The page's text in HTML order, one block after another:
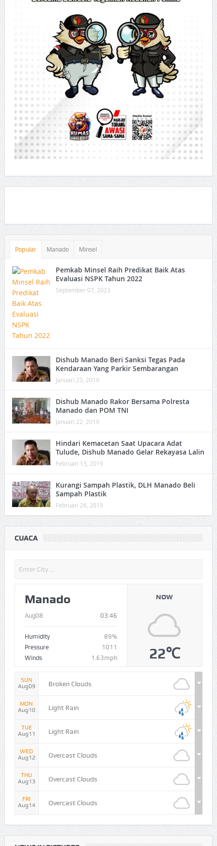
Popular Manado Minsel
Pemkab Minsel Raih Predikat Baik Atas
Evaluasi NSPK Tahun 2022
September 07, 2023
Dishub Manado Beri Sanksi Tegas Pada
Kendaraan Yang Parkir Sembarangan
Januari 23, 2019
Dishub Manado Rakor Bersama Polresta
Manado dan POM TNI
Januari 22, 2019
Hindari Kemacetan Saat Upacara Adat
Tulude, Dishub Manado Gelar Rekayasa Lalin
Februari 13, 2019
Kurangi Sampah Plastik, DLH Manado Beli
Sampah Plastik
Februari 26, 2019
CUACA
Manado
Aug08 03:46
Humidity
89%
Pressure
1011
Winds
1.63mph
NOW
22℃
SUN
Aug09
Broken Clouds
MON
Aug10
Light Rain
TUE
Aug11
Light Rain
WED
Aug12
Overcast Clouds
THU
Aug13
Overcast Clouds
FRI
Aug14
Overcast Clouds